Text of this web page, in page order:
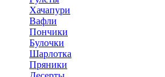
Хачапури
Вафли
Пончики
Булочки
Шарлотка
Пряники